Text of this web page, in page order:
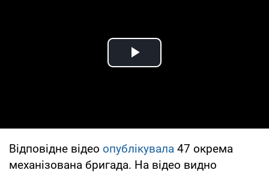
Play Video
Відповідне відео опублікувала 47 окрема
механізована бригада. На відео видно